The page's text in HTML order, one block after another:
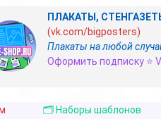
ПЛАКАТЫ,
(vk.com/bigposters)
Плакаты на любой
Оформить подписку ⭐
🗂️ Наборы шаблонов